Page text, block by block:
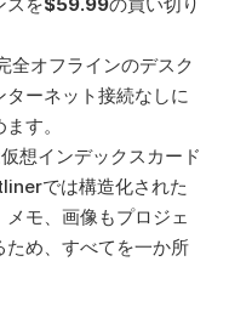
オフラインのデスク
ターネット接続なしに
す。
想インデックスカード
では構造化された
モ、画像もプロジェ
ため、すべてを一か所